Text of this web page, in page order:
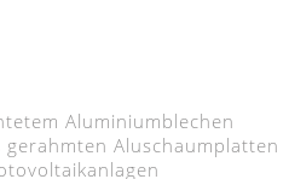
Aluminiumblechen
gerahmten Aluschaumplatten